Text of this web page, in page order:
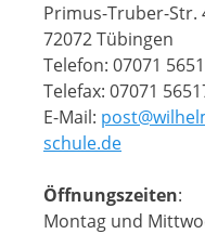
Primus-Truber-Str.
72072 Tübingen
Telefon: 07071
Telefax: 07071
E-Mail:
schule.de
Öffnungszeiten:
Montag und